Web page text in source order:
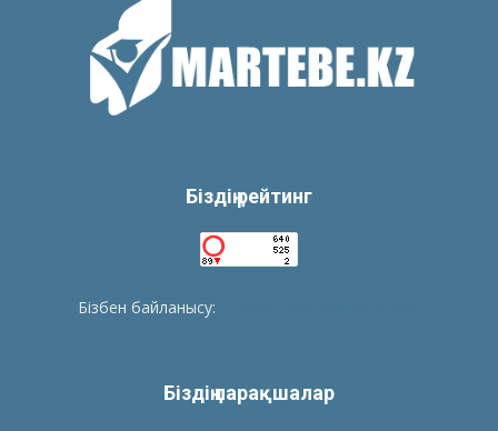
Біздің рейтинг
Бізбен байланысу:
Біздің парақшалар